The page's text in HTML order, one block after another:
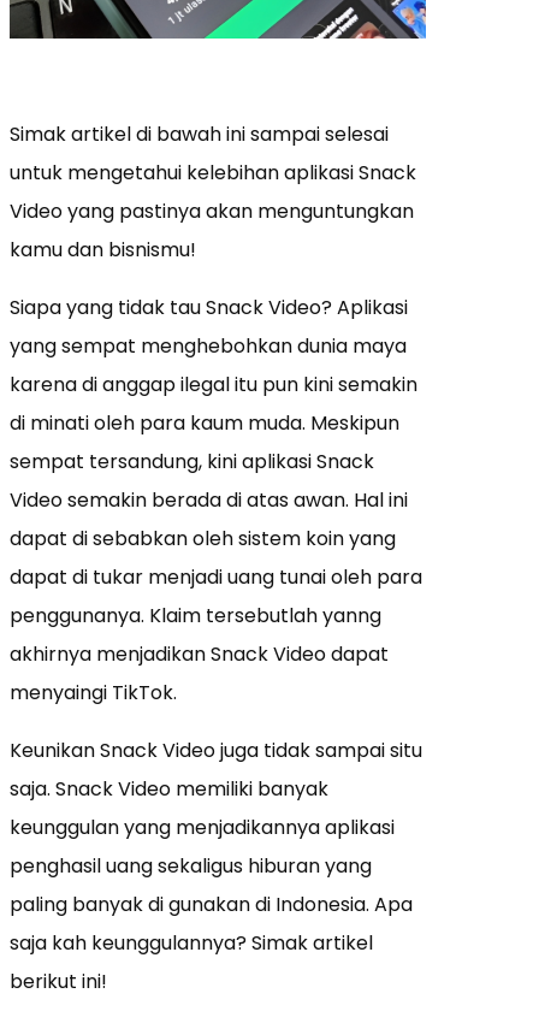
Simak artikel di bawah ini sampai selesai
untuk mengetahui kelebihan aplikasi Snack
Video yang pastinya akan menguntungkan
kamu dan bisnismu!
Siapa yang tidak tau Snack Video? Aplikasi
yang sempat menghebohkan dunia maya
karena di anggap ilegal itu pun kini semakin
di minati oleh para kaum muda. Meskipun
sempat tersandung, kini aplikasi Snack
Video semakin berada di atas awan. Hal ini
dapat di sebabkan oleh sistem koin yang
dapat di tukar menjadi uang tunai oleh para
penggunanya. Klaim tersebutlah yanng
akhirnya menjadikan Snack Video dapat
menyaingi TikTok.
Keunikan Snack Video juga tidak sampai situ
saja. Snack Video memiliki banyak
keunggulan yang menjadikannya aplikasi
penghasil uang sekaligus hiburan yang
paling banyak di gunakan di Indonesia. Apa
saja kah keunggulannya? Simak artikel
berikut ini!